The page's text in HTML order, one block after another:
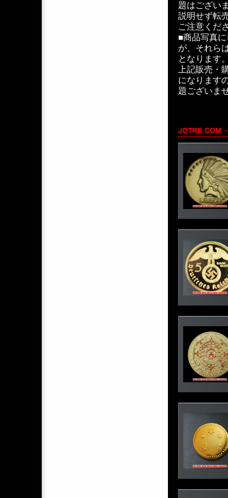
題はござい
説明せず転
ご注意くだ
■商品写真
が、それら
となります
上記販売・
になります
題ございま